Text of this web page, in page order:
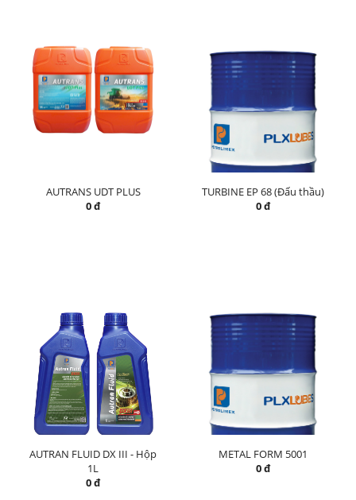
AUTRANS UDT PLUS
0 đ
TURBINE EP 68 (Đấu thầu)
0 đ
AUTRAN FLUID DX III - Hộp
1L
0 đ
METAL FORM 5001
0 đ